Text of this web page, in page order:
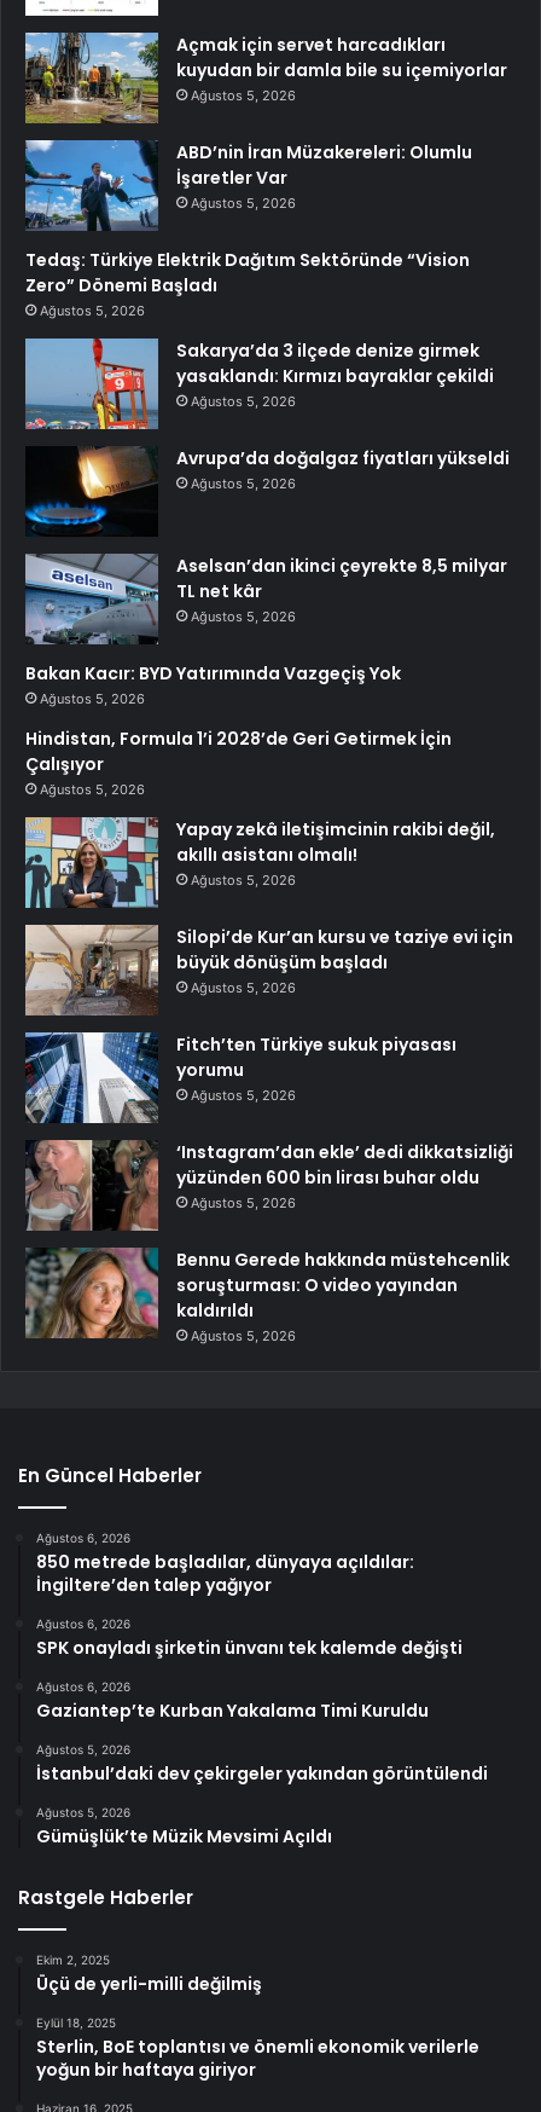
Açmak için servet harcadıkları
kuyudan bir damla bile su içemiyorlar
Ağustos 5, 2026
ABD’nin İran Müzakereleri: Olumlu
İşaretler Var
Ağustos 5, 2026
Tedaş: Türkiye Elektrik Dağıtım Sektöründe “Vision
Zero” Dönemi Başladı
Ağustos 5, 2026
Sakarya’da 3 ilçede denize girmek
yasaklandı: Kırmızı bayraklar çekildi
Ağustos 5, 2026
Avrupa’da doğalgaz fiyatları yükseldi
Ağustos 5, 2026
Aselsan’dan ikinci çeyrekte 8,5 milyar
TL net kâr
Ağustos 5, 2026
Bakan Kacır: BYD Yatırımında Vazgeçiş Yok
Ağustos 5, 2026
Hindistan, Formula 1’i 2028’de Geri Getirmek İçin
Çalışıyor
Ağustos 5, 2026
Yapay zekâ iletişimcinin rakibi değil,
akıllı asistanı olmalı!
Ağustos 5, 2026
Silopi’de Kur’an kursu ve taziye evi için
büyük dönüşüm başladı
Ağustos 5, 2026
Fitch’ten Türkiye sukuk piyasası
yorumu
Ağustos 5, 2026
‘Instagram’dan ekle’ dedi dikkatsizliği
yüzünden 600 bin lirası buhar oldu
Ağustos 5, 2026
Bennu Gerede hakkında müstehcenlik
soruşturması: O video yayından
kaldırıldı
Ağustos 5, 2026
En Güncel Haberler
Ağustos 6, 2026
850 metrede başladılar, dünyaya açıldılar:
İngiltere’den talep yağıyor
Ağustos 6, 2026
SPK onayladı şirketin ünvanı tek kalemde değişti
Ağustos 6, 2026
Gaziantep’te Kurban Yakalama Timi Kuruldu
Ağustos 5, 2026
İstanbul’daki dev çekirgeler yakından görüntülendi
Ağustos 5, 2026
Gümüşlük’te Müzik Mevsimi Açıldı
Rastgele Haberler
Ekim 2, 2025
Üçü de yerli-milli değilmiş
Eylül 18, 2025
Sterlin, BoE toplantısı ve önemli ekonomik verilerle
yoğun bir haftaya giriyor
Haziran 16, 2025